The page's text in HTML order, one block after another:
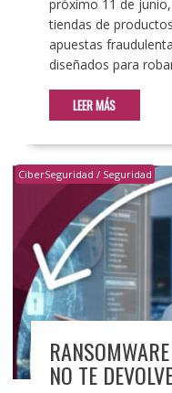
próximo 11 de
tiendas de
apuestas
diseñados para
LEER MÁS
CiberSeguridad / Seguridad
NO TE